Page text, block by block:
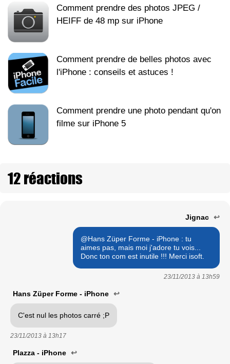
Comment prendre des photos JPEG /
HEIFF de 48 mp sur iPhone
Comment prendre de belles photos avec
l'iPhone : conseils et astuces !
Comment prendre une photo pendant qu'on
filme sur iPhone 5
12 réactions
Jignac ↩
@Hans Züper Forme - iPhone : tu
aimes pas, mais moi j'adore tu vois...
Donc ton com est inutile !!! Merci isoft.
23/11/2013 à 13h59
Hans Züper Forme - iPhone ↩
C'est nul les photos carré ;P
23/11/2013 à 13h17
Plazza - iPhone ↩